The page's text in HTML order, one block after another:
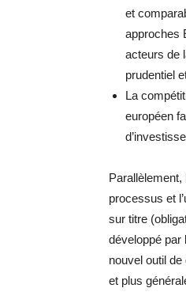
et
approches
acteurs de
prudentiel
La
européen
processus et
sur titre
développé par
nouvel outil
et plus